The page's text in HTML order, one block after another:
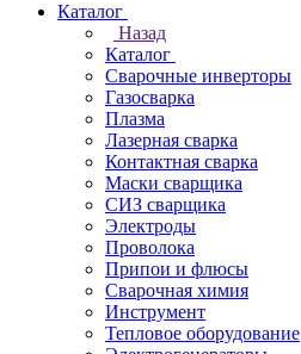
Каталог
Назад
Каталог
Сварочные инверторы
Газосварка
Плазма
Лазерная сварка
Контактная сварка
Маски сварщика
СИЗ сварщика
Электроды
Проволока
Припои и флюсы
Сварочная химия
Инструмент
Тепловое оборудование